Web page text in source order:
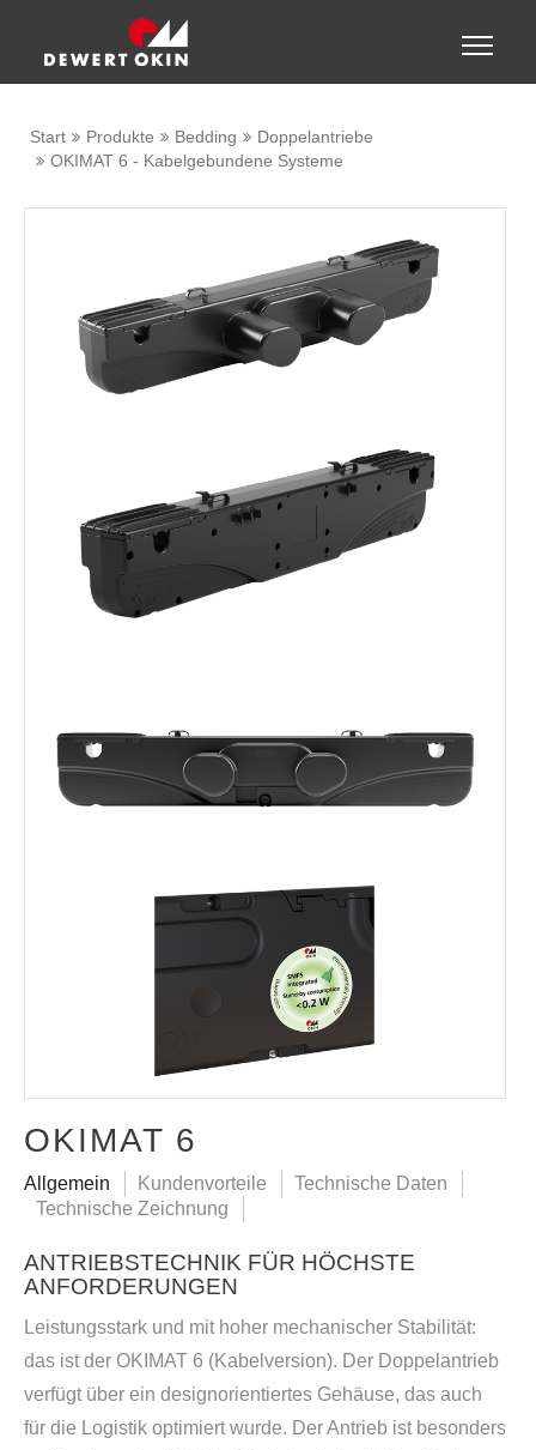
Toggle
Start Produkte Bedding
Doppelantriebe
OKIMAT 6 - Kabelgebundene Systeme
OKIMAT 6
Allgemein Kundenvorteile
Technische Daten
Technische Zeichnung
ANTRIEBSTECHNIK FÜR HÖCHSTE
ANFORDERUNGEN
Leistungsstark und mit hoher mechanischer Stabilität:
das ist der OKIMAT 6 (Kabelversion). Der Doppelantrieb
verfügt über ein designorientiertes Gehäuse, das auch
für die Logistik optimiert wurde. Der Antrieb ist besonders